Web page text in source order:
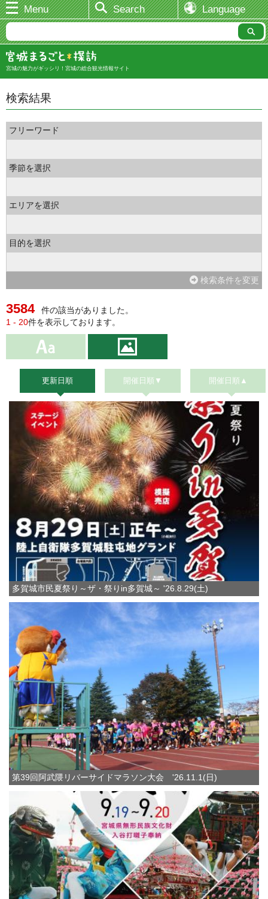
Menu Search Language
宮城の魅力がギッシリ！宮城の総合観光情報サイト
検索結果
フリーワード
季節を選択
エリアを選択
目的を選択
検索条件を変更
3584
件の該当がありました。
1 - 20件を表示しております。
更新日順 開催日順▼ 開催日順▲
多賀城市民夏祭り～ザ・祭りin多賀城～ '26.8.29(土)
第39回阿武隈リバーサイドマラソン大会 '26.11.1(日)